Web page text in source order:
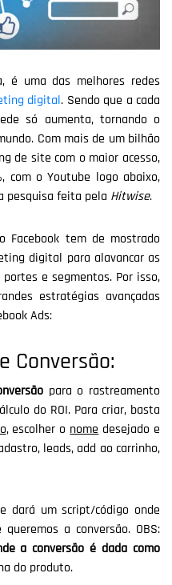
é uma das melhores redes
digital. Sendo que a cada
só aumenta, tornando o
Com mais de um bilhão
de site com o maior acesso,
com o Youtube logo abaixo,
pesquisa feita pela Hitwise.
Facebook tem de mostrado
digital para alavancar as
e segmentos. Por isso,
estratégias avançadas
Ads:
Conversão:
para o rastreamento
do ROI. Para criar, basta
, escolher o nome desejado e
leads, add ao carrinho,
dará um script/código onde
a conversão. OBS:
a conversão é dada como
do produto.